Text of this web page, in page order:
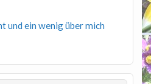
und ein wenig über mich